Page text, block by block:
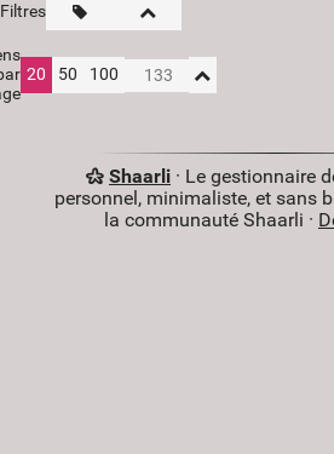
Filtres
20 50 100
Shaarli· Le gestionnaire
personnel, minimaliste, et sans
la communauté Shaarli ·